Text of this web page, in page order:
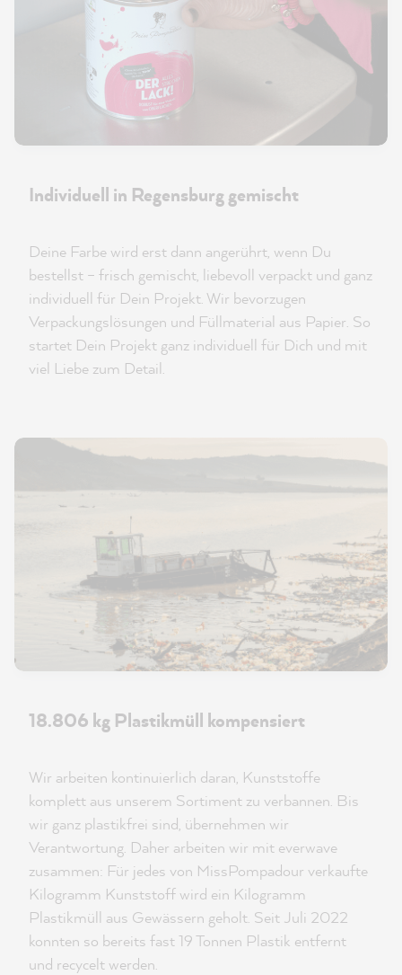
Individuell in Regensburg gemischt
Deine Farbe wird erst dann angerührt, wenn Du
bestellst – frisch gemischt, liebevoll verpackt und ganz
individuell für Dein Projekt. Wir bevorzugen
Verpackungslösungen und Füllmaterial aus Papier. So
startet Dein Projekt ganz individuell für Dich und mit
viel Liebe zum Detail.
18.806 kg Plastikmüll kompensiert
Wir arbeiten kontinuierlich daran, Kunststoffe
komplett aus unserem Sortiment zu verbannen. Bis
wir ganz plastikfrei sind, übernehmen wir
Verantwortung. Daher arbeiten wir mit everwave
zusammen: Für jedes von MissPompadour verkaufte
Kilogramm Kunststoff wird ein Kilogramm
Plastikmüll aus Gewässern geholt. Seit Juli 2022
konnten so bereits fast 19 Tonnen Plastik entfernt
und recycelt werden.